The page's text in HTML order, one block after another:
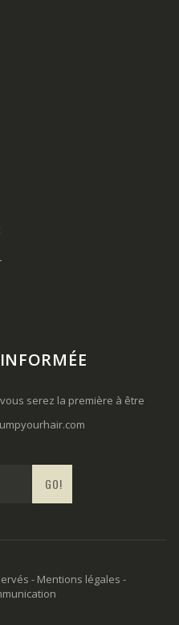
serez la première à être
GO!
- Mentions légales -